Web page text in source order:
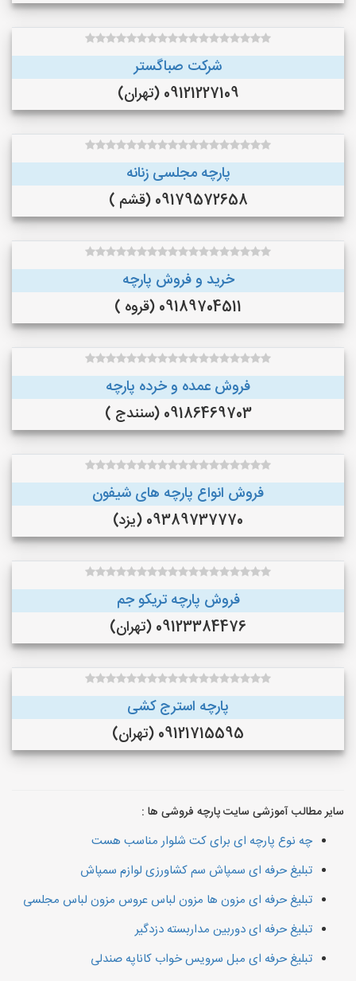
شرکت صباگستر
09121227109 (تهران)
پارچه مجلسی زنانه
09179572658 (قشم )
خرید و فروش پارچه
09189704511 (قروه )
فروش عمده و خرده پارچه
09186469703 (سنندج )
فروش انواع پارچه های شیفون
09389737770 (یزد)
فروش پارچه تریکو جم
09123384476 (تهران)
پارچه استرج کشی
09121715595 (تهران)
سایر مطالب آموزشی سایت پارچه فروشی ها :
چه نوع پارچه ای برای کت شلوار مناسب هست
تبلیغ حرفه ای سمپاش سم کشاورزی لوازم سمپاش
تبلیغ حرفه ای مزون ها مزون لباس عروس مزون لباس مجلسی
تبلیغ حرفه ای دوربین مداربسته دزدگیر
تبلیغ حرفه ای مبل سرویس خواب کاناپه صندلی